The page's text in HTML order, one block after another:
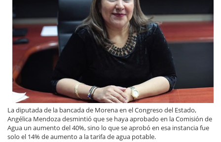
La diputada de la bancada de Morena en el Congreso del Estado,
Angélica Mendoza desmintió que se haya aprobado en la Comisión de
Agua un aumento del 40%, sino lo que se aprobó en esa instancia fue
solo el 14% de aumento a la tarifa de agua potable.